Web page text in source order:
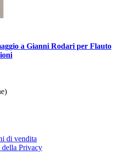
a Gianni Rodari per Flauto
di vendita
della Privacy